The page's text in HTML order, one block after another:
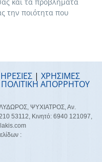
την ποιότητα που
| ΧΡΗΣΙΜΕΣ
ΠΟΛΙΤΙΚΗ ΑΠΟΡΡΗΤΟΥ
ΨΥΧΙΑΤΡΟΣ, Αν.
53112, Κινητό: 6940 121097,
: